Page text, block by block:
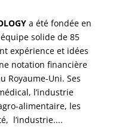
a été fondée en
solide de 85
expérience et idées
notation financière
Royaume-Uni. Ses
l’industrie
alimentaire, les
l’industrie....